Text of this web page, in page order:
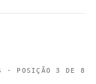
· POSIÇÃO 3 DE 8